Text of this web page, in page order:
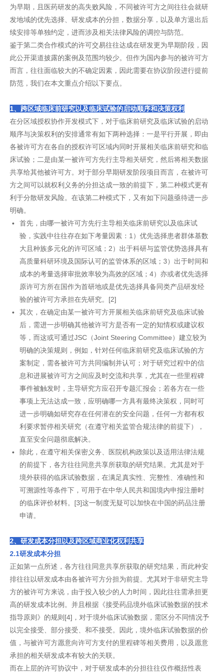
为早期，且医药研发的高失败风险，不同被许可方之间往往会就研
发地域的优先选择、研发成本的分担，数据分享，以及单方退出后
续安排等单独约定，进而涉及相关法律风险的调控与防范。
鉴于第二类合作模式的许可交易往往达成在研发更为早期阶段，因
此公开渠道披露的案例及范围均较少。但作为国内参与的被许可方
而言，往往面临较大的不确定因素，因此需要在协议阶段进行提前
防范，我们在本文重点介绍以下要点。
1、跨区域临床前研究以及临床试验的启动顺序和决策权利
在分区域授权协作开发模式下，对于临床前研究及临床试验的启动
顺序与决策权利的安排通常有如下两种选择：一是平行开展，即由
各被许可方在各自的授权许可区域内同时开展相关临床前研究和临
床试验；二是由某一被许可方先行主导相关研究，然后将相关数据
共享给其他被许可方。对于部分早期研发阶段项目而言，在被许可
方之间可以就权利义务的分担达成一致的前提下，第二种模式更有
利于分散研发风险。在该第二种模式下，又有如下问题亟待进一步
明确。
首先，由哪一被许可方先行主导相关临床前研究以及临床试
验，实践中往往存在如下考量因素：1）优先选择患者群体基数
大且种族多元化的许可区域；2）出于科研与监管优势选择具有
高质量科研环境及国际认可的监管体系的区域；3）出于时间和
成本的考量选择审批效率较为高效的区域；4）亦或者优先选择
原许可方所在国作为首研地或是优先选择具备同类产品研发经
验的被许可方承担在先研究。[2]
其次，在确定由某一被许可方开展相关临床前研究及临床试验
后，需进一步明确其他被许可方是否有一定的知情权或建议权
等，而这或可通过JSC（Joint Steering Committee）建立较为
明确的决策规则，例如，针对任何临床前研究及临床试验的方
案制定，需各被许可方共同编制并认可；对于研究过程中的信
息和进展被许可方之间应及时交流和共享，尤其在一些里程碑
事件被触发时，主导研究方应召开专题汇报会；若各方在一些
事项上无法达成一致，应明确哪一方具有最终决策权，同时可
进一步明确如研究存在任何潜在的安全问题，任何一方都有权
利要求暂停相关研究（在遵守相关监管合规法律的前提下），
直至安全问题彻底解决。
除此，在遵守相关保密义务、医院机构政策以及适用法律法规
的前提下，各方往往同意共享所获取的研究结果。尤其是对于
境外获得的临床试验数据，在满足真实性、完整性、准确性和
可溯源性等条件下，可用于在中华人民共和国境内申报注册时
的临床评价材料。[3]这一制度无疑可以加快在中国的药品注册
申请。
2、研发成本分担以及跨区域商业化权利共享
2.1研发成本分担
正如第一点所述，各方往往同意共享所获取的研究结果，而此种安
排往往以研发成本由各被许可方分担为前提。尤其对于非研究主导
方的被许可方来说，由于投入较少的人力时间，因此往往需承担更
高的研发成本比例。并且根据《接受药品境外临床试验数据的技术
指导原则》的规则[4]，对于境外临床试验数据，需区分不同情况予
以完全接受、部分接受、和不接受。因此，境外临床试验数据的价
值，与被许可方愿意向许可方支付的里程碑等相关费用，以及愿意
承担的相关研发成本有较大的关联。
而在上层的许可协议中，对于研发成本的分担往往仅作概括性表